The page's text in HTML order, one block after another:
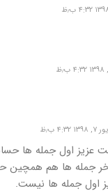
۴:۳۲ ب٫ظ
عزیز اول جمله ها
جمله ها هم همچین
اول جمله ها نیست.